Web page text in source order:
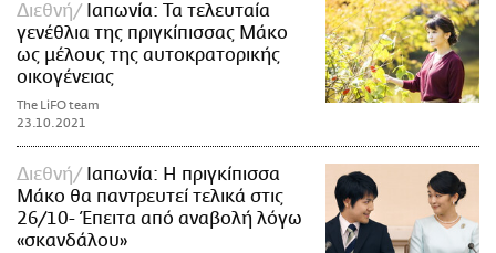
Διεθνή
Ιαπωνία: Τα τελευταία
γενέθλια της πριγκίπισσας Μάκο
ως μέλους της αυτοκρατορικής
οικογένειας
The LiFO team
23.10.2021
Διεθνή
Ιαπωνία: Η πριγκίπισσα
Μάκο θα παντρευτεί τελικά στις
26/10- Έπειτα από αναβολή λόγω
«σκανδάλου»